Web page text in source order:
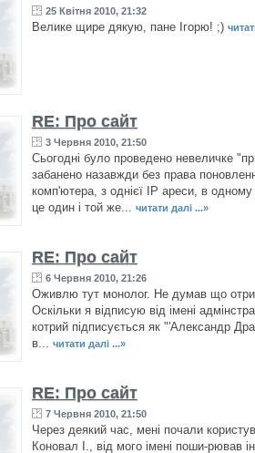
25 Квітня 2010, 21:32
Велике щире дякую, пане Ігорю! ;)
RE: Про сайт
3 Червня 2010, 21:50
Сьогодні було проведено невеличке
забанено назавжди без права
комп'ютера, з однієї IP ареси, в одному
це один і той же... читати далі ...»
RE: Про сайт
6 Червня 2010, 21:26
Оживлю тут монолог. Не думав що
Оскільки я відписую від імені
котрий підписується як "'Александр
в... читати далі ...»
RE: Про сайт
7 Червня 2010, 21:50
Через деякий час, мені почали
Коновал І., від мого імені поши-рював